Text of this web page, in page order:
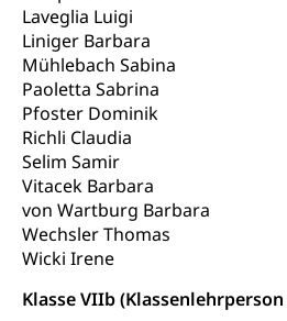
Laveglia Luigi
Liniger Barbara
Mühlebach Sabina
Paoletta Sabrina
Pfoster Dominik
Richli Claudia
Selim Samir
Vitacek Barbara
von Wartburg Barbara
Wechsler Thomas
Wicki Irene
Klasse VIIb
Kindergarten &
Konsumentenschutz
Konsumentenrechte,
Preisüberwachung,
Konsumentenorganisation,
regionale Erschöpfung,
internationale Erschöpfung,
Cassis-deDijon-Prinzip
Krankenversicherung
Unfallversicherung,
Krankenkasse